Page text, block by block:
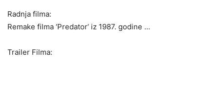
Radnja filma:
Remake filma ‘Predator‘ iz 1987. godine …
Trailer Filma: